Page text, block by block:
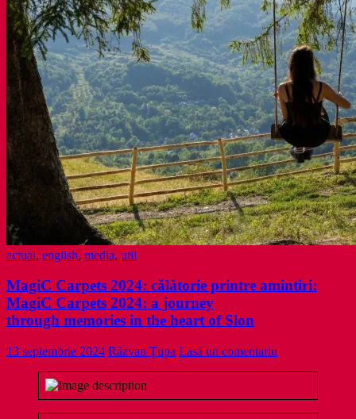
actual, english, media, util
MagiC Carpets 2024: călătorie printre amintiri:
MagiC Carpets 2024: a journey
through memories in the heart of Slon
13 septembrie 2024 Răzvan Țupa Lasă un comentariu